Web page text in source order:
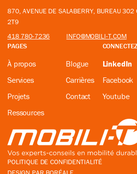
870, AVENUE DE SALABERRY, BUREAU 302
2T9
418 780-7236
INFO@MOBILI-T.COM
PAGES
À propos
Services
Projets
Ressources
Blogue
Carrières
Contact
LinkedIn
Facebook
Youtube
POLITIQUE DE CONFIDENTIALITÉ